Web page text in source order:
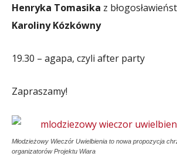
Henryka Tomasika z
Karoliny Kózkówny
19.30 – agapa, czyli after party
Zapraszamy!
Młodzieżowy Wieczór Uwielbienia to nowa propozycja
organizatorów Projektu Wiara